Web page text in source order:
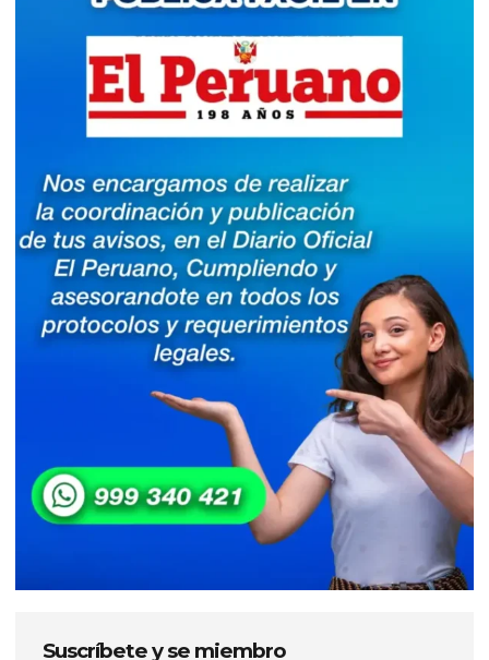
Suscríbete y se miembro